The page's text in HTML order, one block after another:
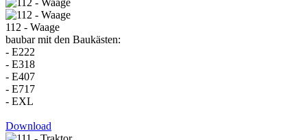
112 - Waage
baubar mit den Baukästen:
- E222
- E318
- E407
- E717
- EXL
Download